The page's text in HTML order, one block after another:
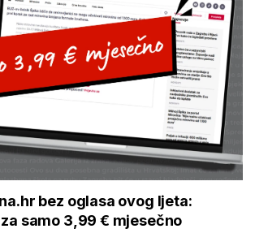
bez oglasa ovog ljeta:
samo 3,99 € mjesečno